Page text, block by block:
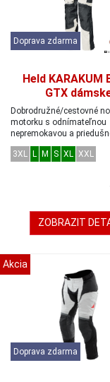
Doprava zdarma
Held KARAKUM
GTX
dobrodružné
nohavice sivá/
Dobrodružné/cestovné
motorku s odnímateľnou
nepremokavou a
membránou GORE-TEX...
3XL
L M S XL XXL
ZOBRAZIT
Akcia
Doprava zdarma